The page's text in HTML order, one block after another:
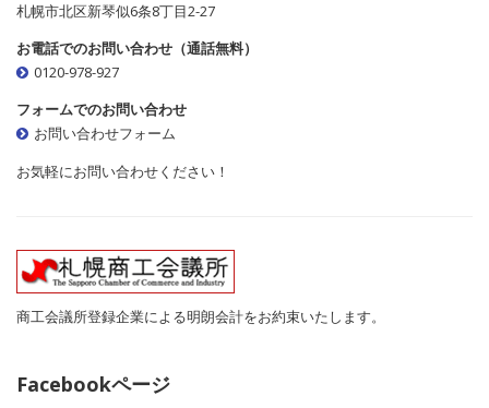
札幌市北区新琴似6条8丁目2-27
お電話でのお問い合わせ（通話無料）
0120-978-927
フォームでのお問い合わせ
お問い合わせフォーム
お気軽にお問い合わせください！
商工会議所登録企業による明朗会計をお約束いたします。
Facebookページ